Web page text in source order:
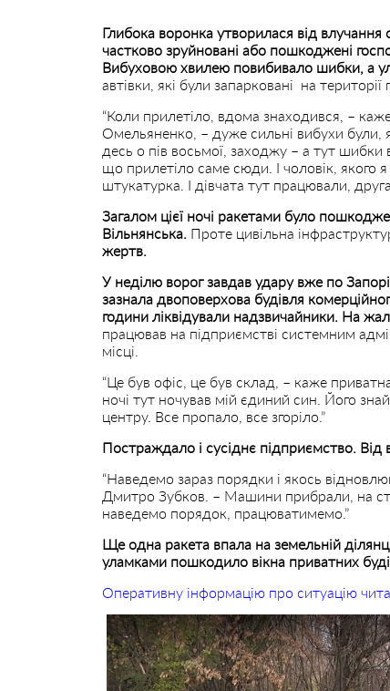
Глибока воронка утворилася від влучання
частково зруйновані або пошкоджені
Вибуховою хвилею повибивало шибки, а
автівки, які були запарковані на території
“Коли прилетіло, вдома знаходився, –
Омельяненко, – дуже сильні вибухи були,
десь о пів восьмої, заходжу – а тут
що прилетіло саме сюди. І чоловік, якого
штукатурка. І дівчата тут працювали,
Загалом цієї ночі ракетами було
Вільнянська. Проте цивільна
жертв.
У неділю ворог завдав удару вже по
зазнала двоповерхова будівля
години ліквідували надзвичайники. На
працював на підприємстві системним
місці.
“Це був офіс, це був склад, – каже
ночі тут ночував мій єдиний син. Його
центру. Все пропало, все згоріло.”
Постраждало і сусіднє підприємство. Від
“Наведемо зараз порядки і якось
Дмитро Зубков. – Машини прибрали, на
наведемо порядок, працюватимемо.”
Ще одна ракета впала на земельній
уламками пошкодило вікна приватних
Оперативну інформацію про ситуацію